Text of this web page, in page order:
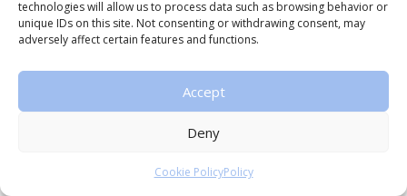
technologies will allow us to process data such as browsing behavior or
unique IDs on this site. Not consenting or withdrawing consent, may
adversely affect certain features and functions.
Accept
Deny
Cookie PolicyPolicy
Anmälan till träningsdagar på sportlovet kommer
på hemsidan.
på påsklovet. Vårt stora sommarläger för
tävlingsåkare anordnas
vecka 32. Vi planerar för träningsdagar vecka 33,